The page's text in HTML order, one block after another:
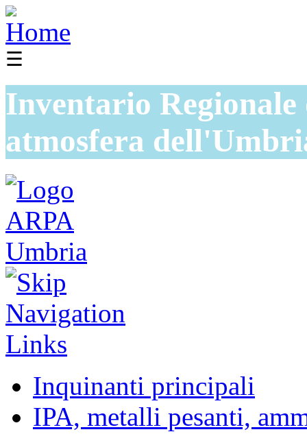
☰
Inventario
atmosfera
Inquinanti principali
IPA, metalli pesanti,